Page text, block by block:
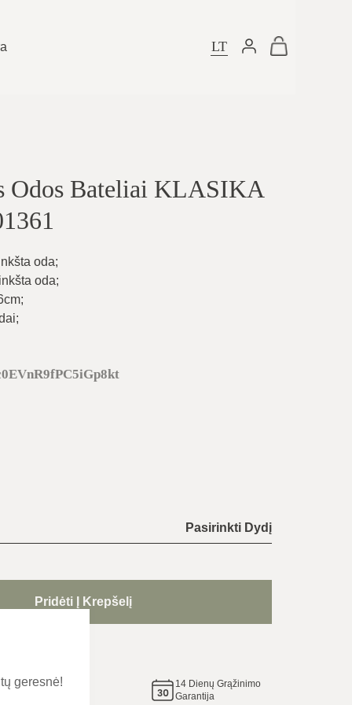
geresnė!
LT
Odos Bateliai KLASIKA
oda;
oda;
;
;
Pasirinkti Dydį
Pridėti Į Krepšelį
tą
14 Dienų Grąžinimo
Garantija